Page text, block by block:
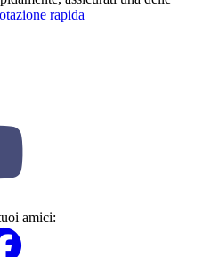
rapida
amici: